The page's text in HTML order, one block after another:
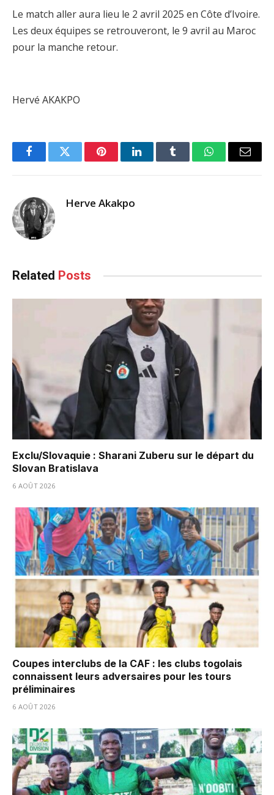
Le match aller aura lieu le 2 avril 2025 en Côte d’Ivoire.
Les deux équipes se retrouveront, le 9 avril au Maroc
pour la manche retour.
Hervé AKAKPO
FacebookTwitter PinterestLinkedInTumblr WhatsAppEmail
Herve Akakpo
Related Posts
Exclu/Slovaquie : Sharani Zuberu sur le départ du
Slovan Bratislava
6 AOÛT 2026
Coupes interclubs de la CAF : les clubs togolais
connaissent leurs adversaires pour les tours
préliminaires
6 AOÛT 2026